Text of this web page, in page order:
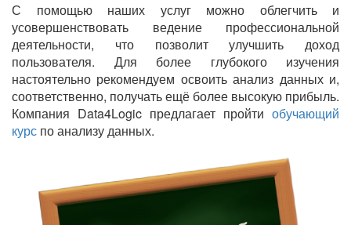
С помощью наших услуг можно облегчить и
усовершенствовать ведение профессиональной
деятельности, что позволит улучшить доход
пользователя. Для более глубокого изучения
настоятельно рекомендуем освоить анализ данных и,
соответственно, получать ещё более высокую прибыль.
Компания Data4Logic предлагает пройти обучающий
курс по анализу данных.